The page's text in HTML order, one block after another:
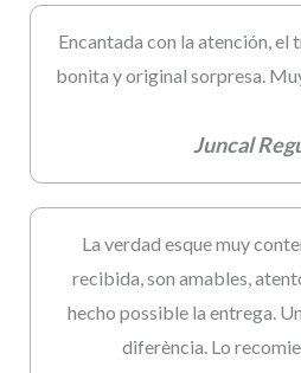
Encantada con la atención, el
bonita y original sorpresa.
Juncal
La verdad esque muy
recibida, son amables,
hecho possible la entrega.
diferència. Lo